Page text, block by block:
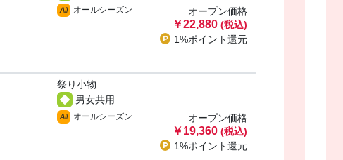
All オールシーズン オープン価格
￥22,880 (税込)
1%ポイント還元
祭り小物
男女共用
All オールシーズン オープン価格
￥19,360 (税込)
1%ポイント還元